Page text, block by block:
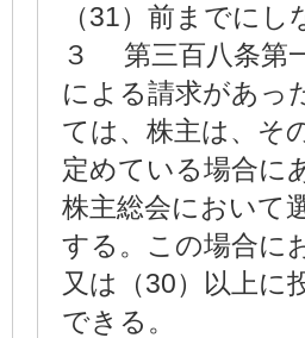
（31）前までに
３ 第三百八条第
による請求があっ
ては、株主は、そ
定めている場合に
株主総会において
する。この場合に
又は（30）以上に
できる。